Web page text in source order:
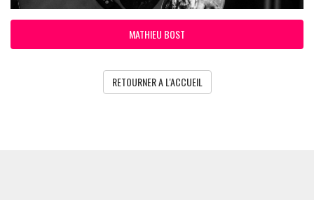
MATHIEU BOST
RETOURNER A L'ACCUEIL